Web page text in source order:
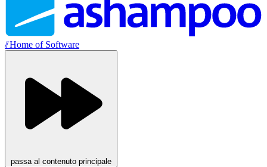
//Home of Software
passa al contenuto principale